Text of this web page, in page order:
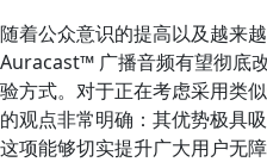
随着公众意识的提高以及越来
Auracast™ 广播音频有望彻底
验方式。对于正在考虑采用类
的观点非常明确：其优势极具
这项能够切实提升广大用户无障